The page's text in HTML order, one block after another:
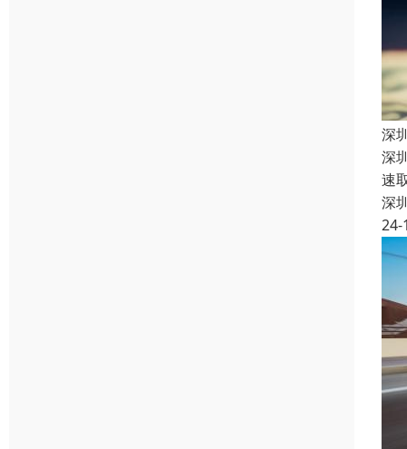
深
深
速
深
24-